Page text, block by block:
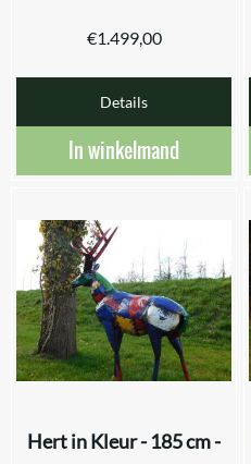
€1.499,00
Details
In winkelmand
Hert in Kleur - 185 cm -